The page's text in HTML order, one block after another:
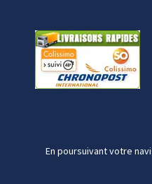
En poursuivant votre